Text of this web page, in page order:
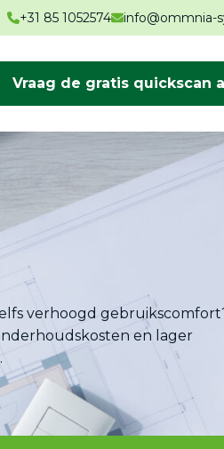
+31 85 1052574 info@ommnia-
Vraag de gratis quickscan
verhoogd
en lager